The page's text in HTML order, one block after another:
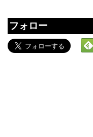
フォロー